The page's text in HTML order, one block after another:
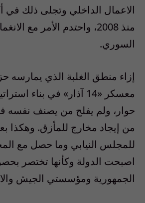
الاعمال الداخلي وتجلى ذلك في
منذ 2008، واحتدم الأمر مع
السوري.
إزاء منطق الغلبة الذي يمارسه
معسكر «14 آذار» في بناء
حوار، ولم يفلح من يصنف نفسه
من إيجاد مخارج للمأزق. وهكذا
للمجلس النيابي وما حصل مع
اصبحت الدولة وكأنها تختصر
الجمهورية ومؤسستي الجيش